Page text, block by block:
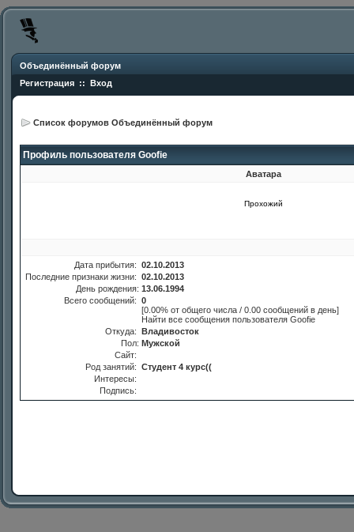
Объединённый форум
Регистрация :: Вход
Список форумов Объединённый форум
Профиль пользователя Goofie
Аватара
Прохожий
Дата прибытия: 02.10.2013
Последние признаки жизни: 02.10.2013
День рождения: 13.06.1994
Всего сообщений: 0
[0.00% от общего числа / 0.00 сообщений в день]
Найти все сообщения пользователя Goofie
Откуда: Владивосток
Пол: Мужской
Сайт:
Род занятий: Студент 4 курс((
Интересы:
Подпись: